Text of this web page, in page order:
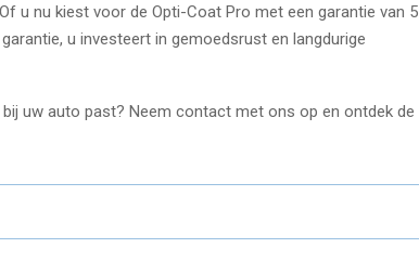
u nu kiest voor de Opti-Coat Pro met een garantie van 5
u investeert in gemoedsrust en langdurige
uw auto past? Neem contact met ons op en ontdek de